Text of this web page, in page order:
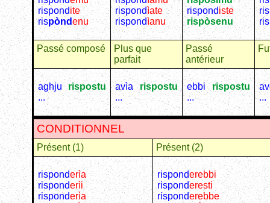
rispondite
rispòndenu
rispondìate
rispondìanu
rispondiste
rispòsenu
Passé composé
Plus que
parfait
Passé
antérieur
aghjurispostu
...
avìarispostu
...
ebbi rispostu
...
...
CONDITIONNEL
Présent (1) Présent (2)
risponderìa
risponderìi
risponderìa
risponderebbi
risponderesti
risponderebbe